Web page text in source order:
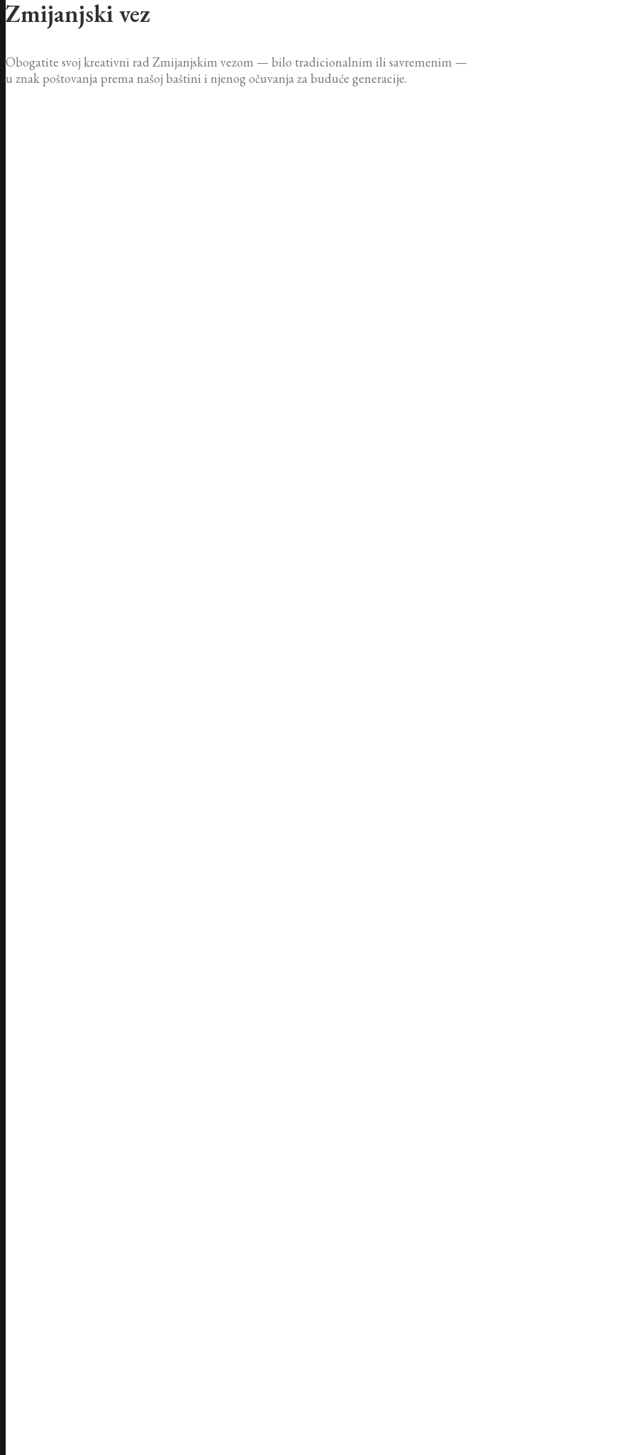
Zmijanjski vez
Obogatite svoj kreativni rad Zmijanjskim vezom — bilo tradicionalnim ili savremenim —
u znak poštovanja prema našoj baštini i njenog očuvanja za buduće generacije.